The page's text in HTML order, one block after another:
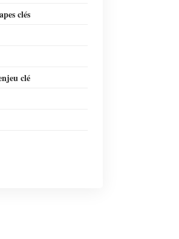
clés
clé